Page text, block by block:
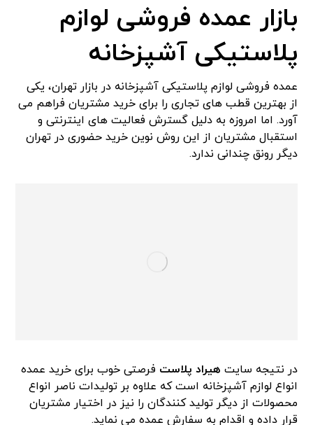
بازار عمده فروشی لوازم
پلاستیکی آشپزخانه
عمده فروشی لوازم پلاستیکی آشپزخانه در بازار تهران، یکی
از بهترین قطب های تجاری را برای خرید مشتریان فراهم می
آورد. اما امروزه به دلیل گسترش فعالیت های اینترنتی و
استقبال مشتریان از این روش نوین خرید حضوری در تهران
دیگر رونق چندانی ندارد.
در نتیجه سایت هیراد پلاست فرصتی خوب برای خرید عمده
انواع لوازم آشپزخانه است که علاوه بر تولیدات ناصر انواع
محصولات از دیگر تولید کنندگان را نیز در اختیار مشتریان
قرار داده و اقدام به سفارش عمده می نماید.